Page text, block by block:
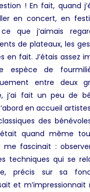
! En fait, quand
en concert, en
que j’aimais
de plateaux, les
en fait. J’étais assez
espèce de
entre deux
j’ai fait un peu de
en accueil
des
quand même
me fascinait :
techniques qui se
précis sur sa
et